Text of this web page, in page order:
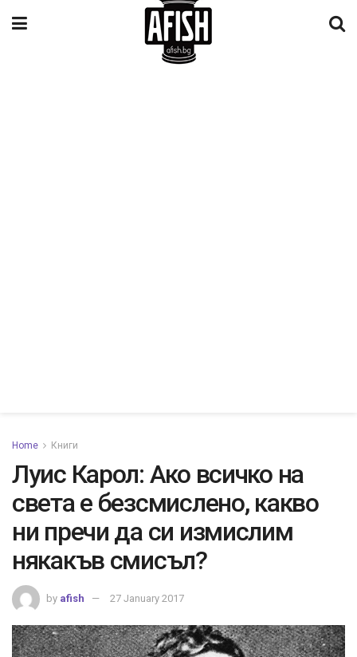
Home Книги
Луис Карол: Ако всичко на
света е безсмислено, какво
ни пречи да си измислим
някакъв смисъл?
by afish 27 January 2017